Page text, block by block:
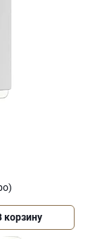
корзину